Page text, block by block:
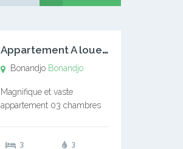
A
ppartement A louer Bonandjo
Bonandjo Bonandjo
Magnifique et vaste
appartement 03 chambres
douches 01 vaste salon 01
3
3